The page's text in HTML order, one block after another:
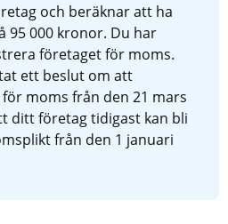
och beräknar att ha
95 000 kronor. Du har
företaget för moms.
ett beslut om att
moms från den 21 mars
ditt företag tidigast kan bli
från den 1 januari